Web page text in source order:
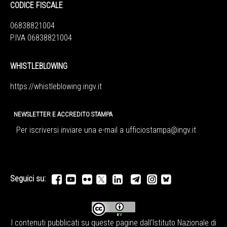
CODICE FISCALE
06838821004
P.IVA 06838821004
WHISTLEBLOWING
https://whistleblowing.ingv. it
NEWSLETTER E ACCREDITO STAMPA
Per iscriversi inviare una e-mail a ufficiostampa@ingv.it
Seguici su:
I contenuti pubblicati su queste pagine dall'Istituto Nazionale di